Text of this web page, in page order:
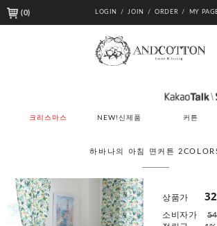
(0) LOGIN / JOIN / ORDER / MY
크리스마스 NEW!신제품 커튼
하바나의 아침 면커튼
상품가
소비자가